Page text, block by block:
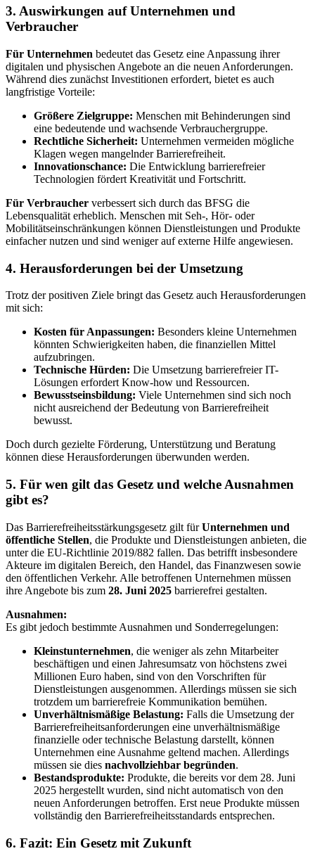
3. Auswirkungen auf Unternehmen und
Verbraucher
Für Unternehmen bedeutet das Gesetz eine Anpassung ihrer
digitalen und physischen Angebote an die neuen Anforderungen.
Während dies zunächst Investitionen erfordert, bietet es auch
langfristige Vorteile:
Größere Zielgruppe: Menschen mit Behinderungen sind
eine bedeutende und wachsende Verbrauchergruppe.
Rechtliche Sicherheit: Unternehmen vermeiden mögliche
Klagen wegen mangelnder Barrierefreiheit.
Innovationschance: Die Entwicklung barrierefreier
Technologien fördert Kreativität und Fortschritt.
Für Verbraucher verbessert sich durch das BFSG die
Lebensqualität erheblich. Menschen mit Seh-, Hör- oder
Mobilitätseinschränkungen können Dienstleistungen und Produkte
einfacher nutzen und sind weniger auf externe Hilfe angewiesen.
4. Herausforderungen bei der Umsetzung
Trotz der positiven Ziele bringt das Gesetz auch Herausforderungen
mit sich:
Kosten für Anpassungen: Besonders kleine Unternehmen
könnten Schwierigkeiten haben, die finanziellen Mittel
aufzubringen.
Technische Hürden: Die Umsetzung barrierefreier IT-
Lösungen erfordert Know-how und Ressourcen.
Bewusstseinsbildung: Viele Unternehmen sind sich noch
nicht ausreichend der Bedeutung von Barrierefreiheit
bewusst.
Doch durch gezielte Förderung, Unterstützung und Beratung
können diese Herausforderungen überwunden werden.
5. Für wen gilt das Gesetz und welche Ausnahmen
gibt es?
Das Barrierefreiheitsstärkungsgesetz gilt fürUnternehmen und
öffentliche Stellen, die Produkte und Dienstleistungen anbieten, die
unter die EU-Richtlinie 2019/882 fallen. Das betrifft insbesondere
Akteure im digitalen Bereich, den Handel, das Finanzwesen sowie
den öffentlichen Verkehr. Alle betroffenen Unternehmen müssen
ihre Angebote bis zum 28. Juni 2025 barrierefrei gestalten.
Ausnahmen:
Es gibt jedoch bestimmte Ausnahmen und Sonderregelungen:
Kleinstunternehmen, die weniger als zehn Mitarbeiter
beschäftigen und einen Jahresumsatz von höchstens zwei
Millionen Euro haben, sind von den Vorschriften für
Dienstleistungen ausgenommen. Allerdings müssen sie sich
trotzdem um barrierefreie Kommunikation bemühen.
Unverhältnismäßige Belastung: Falls die Umsetzung der
Barrierefreiheitsanforderungen eine unverhältnismäßige
finanzielle oder technische Belastung darstellt, können
Unternehmen eine Ausnahme geltend machen. Allerdings
müssen sie dies nachvollziehbar begründen.
Bestandsprodukte: Produkte, die bereits vor dem 28. Juni
2025 hergestellt wurden, sind nicht automatisch von den
neuen Anforderungen betroffen. Erst neue Produkte müssen
vollständig den Barrierefreiheitsstandards entsprechen.
6. Fazit: Ein Gesetz mit Zukunft